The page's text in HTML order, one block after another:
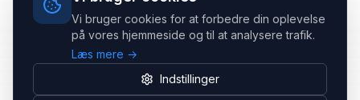
Vi bruger cookies for at forbedre din oplevelse
på vores hjemmeside og til at analysere trafik.
Læs mere →
Indstillinger